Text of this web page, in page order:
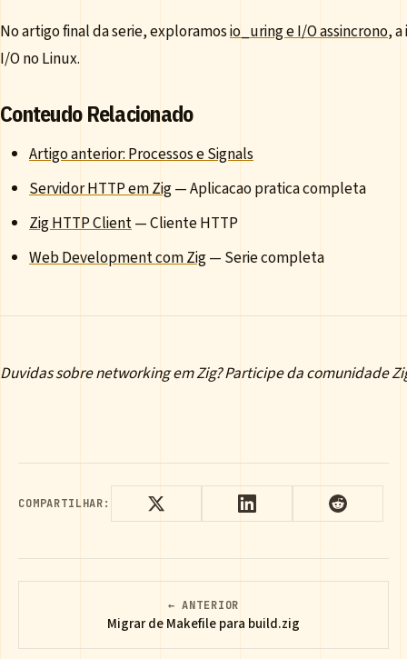
No artigo final da serie, exploramosio_uring e I/O assincrono,
I/O no Linux.
Conteudo Relacionado
Artigo anterior: Processos e Signals
Servidor HTTP em Zig— Aplicacao pratica completa
Zig HTTP Client— Cliente HTTP
Web Development com Zig— Serie completa
Duvidas sobre networking em Zig? Participe da comunidade
COMPARTILHAR:
← ANTERIOR
Migrar de Makefile para build.zig